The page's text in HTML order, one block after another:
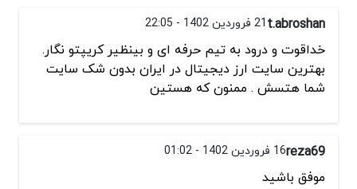
t.abroshan21 فروردین 1402 - 22:05
خداقوت و درود به تیم حرفه ای و بینظیر کریپتو نگار.
بهترین سایت ارز دیجیتال در ایران بدون شک سایت
شما هتسش . ممنون که هستین
reza6916 فروردین 1402 - 01:02
موفق باشید